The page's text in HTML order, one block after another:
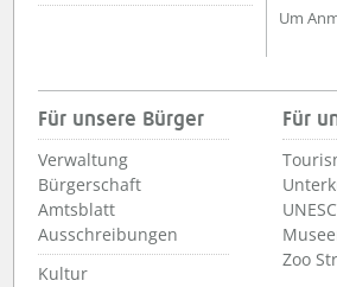
Um
Für unsere Bürger
Verwaltung
Bürgerschaft
Amtsblatt
Ausschreibungen
Kultur
Für
Zoo